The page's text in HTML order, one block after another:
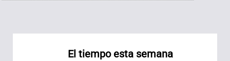
El tiempo esta semana